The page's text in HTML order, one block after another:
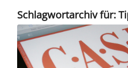
Schlagwortarchiv für: